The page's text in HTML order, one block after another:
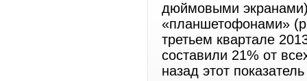
дюймовыми
«планшетофонами»
третьем квартале
составили 21% от
назад этот